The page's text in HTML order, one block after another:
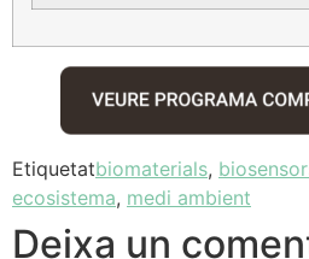
Etiquetatbiomaterials,
ecosistema, medi ambient
Deixa un